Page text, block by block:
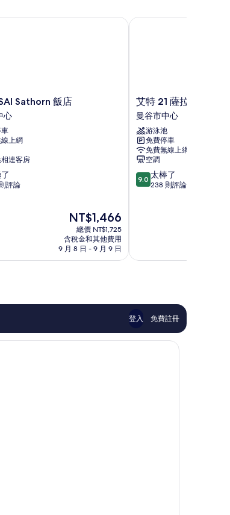
Sathorn 飯店
心
上網
連客房
評論
現
價
格
為
NT$1,466
總價 NT$1,725
含稅金和其他費用
9 月 8 日 - 9 月 9 日
Sathorn 飯店
艾
特
21
薩
拉
達
恩
飯
店
艾特 21 薩拉達恩飯店
曼谷市中心
游泳池
免費停車
免費無線上網
空調
9.0
分，
了，
論
9.0 太棒了
238 則評論
艾特 21 薩拉達恩飯店
登入 免費註冊